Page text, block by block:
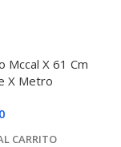
Mccal X 61 Cm
X Metro
CARRITO